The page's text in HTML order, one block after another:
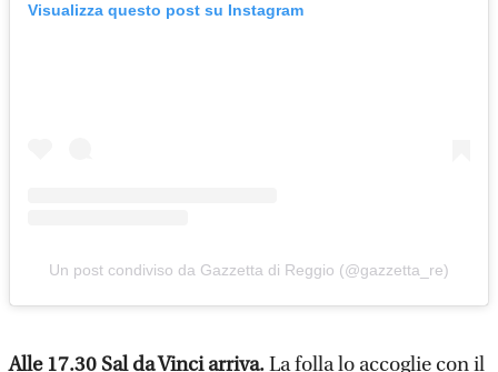
Visualizza questo post su Instagram
Un post condiviso da Gazzetta di Reggio (@gazzetta_re)
Alle 17.30 Sal da Vinci arriva.La folla lo accoglie con il